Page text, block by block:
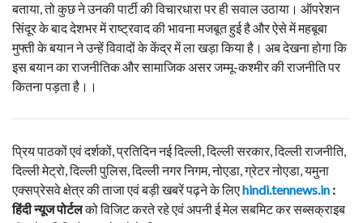
बताया, तो कुछ ने उनकी पार्टी की विचारधारा पर ही सवाल उठाया। ऑपरेशन
सिंदूर के बाद देशभर में राष्ट्रवाद की भावना मजबूत हुई है और ऐसे में महबूबा
मुफ्ती के बयान ने उन्हें विवादों के केंद्र में ला खड़ा किया है। अब देखना होगा कि
इस बयान का राजनीतिक और सामाजिक असर जम्मू-कश्मीर की राजनीति पर
कितना पड़ता है।।
प्रिय पाठकों एवं दर्शकों, प्रतिदिन नई दिल्ली, दिल्ली सरकार, दिल्ली राजनीति,
दिल्ली मेट्रो, दिल्ली पुलिस, दिल्ली नगर निगम, नोएडा, ग्रेटर नोएडा, यमुना
एक्सप्रेसवे क्षेत्र की ताजा एवं बड़ी खबरें पढ़ने के लिएhindi.tennews.in :
हिंदी न्यूज पोर्टलको विजिट करते रहे एवं अपनी ई मेल सबमिट कर सब्सक्राइब